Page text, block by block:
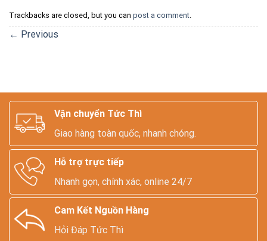
Trackbacks are closed, but you can post a comment.
← Previous
Vận chuyển Tức Thì
Giao hàng toàn quốc, nhanh chóng.
Hỗ trợ trực tiếp
Nhanh gọn, chính xác, online 24/7
Cam Kết Nguồn Hàng
Hỏi Đáp Tức Thì